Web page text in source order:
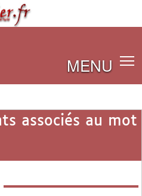
MENU
associés au mot